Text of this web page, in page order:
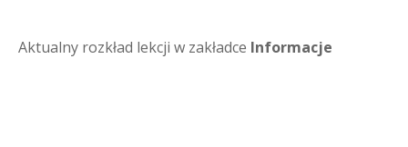
Aktualny rozkład lekcji w zakładce Informacje